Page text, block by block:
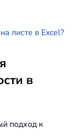
листе в Excel?
в
подход к